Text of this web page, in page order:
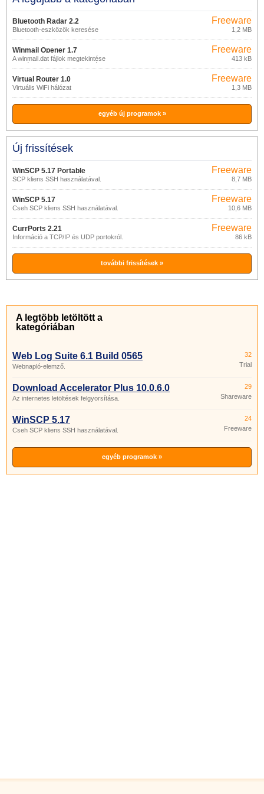
Bluetooth Radar 2.2
Bluetooth-eszközök keresése
Freeware
1,2 MB
Winmail Opener 1.7
A winmail.dat fájlok megtekintése
(mellékletek az MS Outlookból)
Freeware
413 kB
Virtual Router 1.0
Virtuális WiFi hálózat
Freeware
1,3 MB
egyéb új programok »
Új frissítések
WinSCP 5.17 Portable
SCP kliens SSH használatával.
Freeware
8,7 MB
WinSCP 5.17
Cseh SCP kliens SSH használatával.
Freeware
10,6 MB
CurrPorts 2.21
Információ a TCP/IP és UDP portokról.
Freeware
86 kB
további frissítések »
A legtöbb letöltött a
kategóriában
Web Log Suite 6.1 Build 0565
Webnapló-elemző.
32
Trial
Download Accelerator Plus 10.0.6.0
Az internetes letöltések felgyorsítása.
29
Shareware
WinSCP 5.17
Cseh SCP kliens SSH használatával.
24
Freeware
egyéb programok »